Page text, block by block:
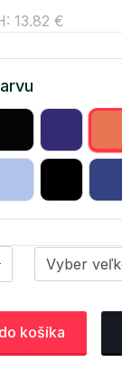
13.82 €
košíka